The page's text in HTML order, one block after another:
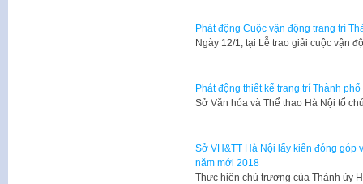
Phát động Cuộc vận động trang trí
Ngày 12/1, tại Lễ trao giải cuộc vận
Phát động thiết kế trang trí Thành
Sở Văn hóa và Thể thao Hà Nội tổ
Sở VH&TT Hà Nội lấy kiến đóng góp
năm mới 2018
Thực hiện chủ trương của Thành ủy